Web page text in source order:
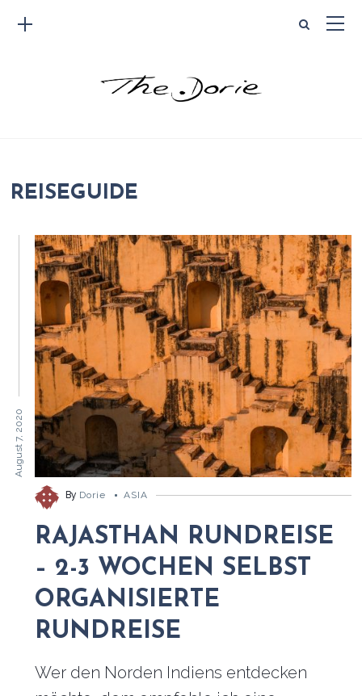
REISEGUIDE
August 7, 2020
By Dorie ASIA
RAJASTHAN RUNDREISE
– 2-3 WOCHEN SELBST
ORGANISIERTE
RUNDREISE
Wer den Norden Indiens entdecken